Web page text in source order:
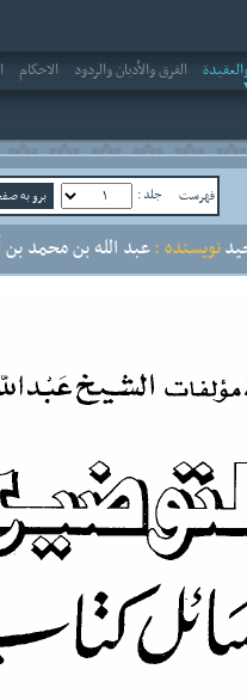
الفرق والأديان والردود الاحکام
فهرست جلد :
نویسنده :عبد الله بن محمد